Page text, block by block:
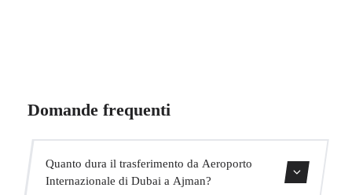
Domande frequenti
Quanto dura il trasferimento da Aeroporto
Internazionale di Dubai a Ajman?